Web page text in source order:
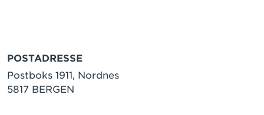
POSTADRESSE
Postboks 1911, Nordnes
5817 BERGEN